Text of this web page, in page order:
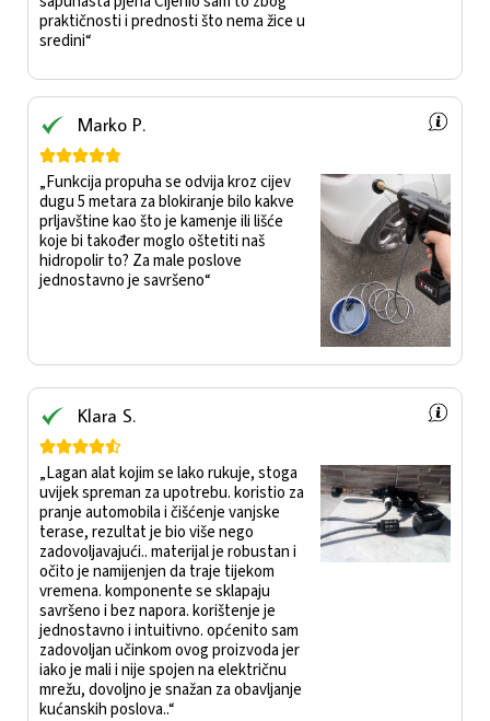
praktičnosti i prednosti što nema žice u
sredini“
Marko P.

„Funkcija propuha se odvija kroz cijev
dugu 5 metara za blokiranje bilo kakve
prljavštine kao što je kamenje ili lišće
koje bi također moglo oštetiti naš
hidropolir to? Za male poslove
jednostavno je savršeno“
Klara S.

„Lagan alat kojim se lako rukuje, stoga
uvijek spreman za upotrebu. koristio za
pranje automobila i čišćenje vanjske
terase, rezultat je bio više nego
zadovoljavajući.. materijal je robustan i
očito je namijenjen da traje tijekom
vremena. komponente se sklapaju
savršeno i bez napora. korištenje je
jednostavno i intuitivno. općenito sam
zadovoljan učinkom ovog proizvoda jer
iako je mali i nije spojen na električnu
mrežu, dovoljno je snažan za obavljanje
kućanskih poslova..“